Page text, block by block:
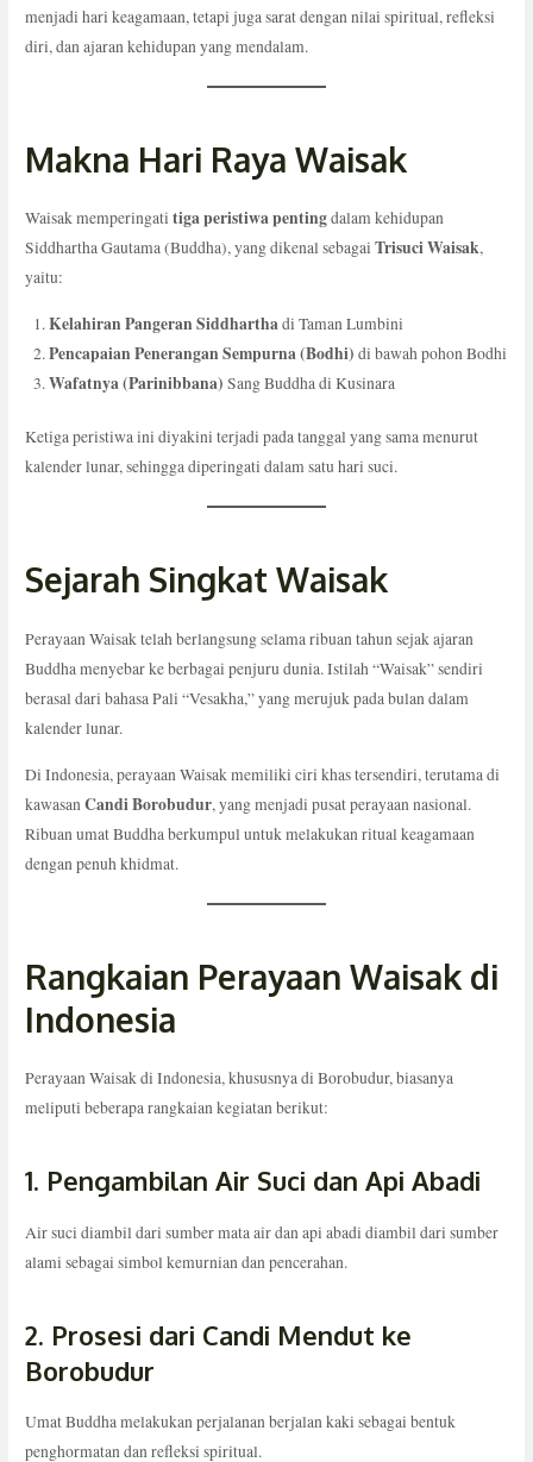
menjadi hari keagamaan, tetapi juga sarat dengan nilai spiritual, refleksi
diri, dan ajaran kehidupan yang mendalam.
Makna Hari Raya Waisak
Waisak memperingatitiga peristiwa pentingdalam kehidupan
Siddhartha Gautama (Buddha), yang dikenal sebagaiTrisuci Waisak,
yaitu:
Kelahiran Pangeran Siddharthadi Taman Lumbini
Pencapaian Penerangan Sempurna (Bodhi) di bawah pohon Bodhi
Wafatnya (Parinibbana) Sang Buddha di Kusinara
Ketiga peristiwa ini diyakini terjadi pada tanggal yang sama menurut
kalender lunar, sehingga diperingati dalam satu hari suci.
Sejarah Singkat Waisak
Perayaan Waisak telah berlangsung selama ribuan tahun sejak ajaran
Buddha menyebar ke berbagai penjuru dunia. Istilah “Waisak” sendiri
berasal dari bahasa Pali “Vesakha,” yang merujuk pada bulan dalam
kalender lunar.
Di Indonesia, perayaan Waisak memiliki ciri khas tersendiri, terutama di
kawasanCandi Borobudur, yang menjadi pusat perayaan nasional.
Ribuan umat Buddha berkumpul untuk melakukan ritual keagamaan
dengan penuh khidmat.
Rangkaian Perayaan Waisak di
Indonesia
Perayaan Waisak di Indonesia, khususnya di Borobudur, biasanya
meliputi beberapa rangkaian kegiatan berikut:
1. Pengambilan Air Suci dan Api Abadi
Air suci diambil dari sumber mata air dan api abadi diambil dari sumber
alami sebagai simbol kemurnian dan pencerahan.
2. Prosesi dari Candi Mendut ke
Borobudur
Umat Buddha melakukan perjalanan berjalan kaki sebagai bentuk
penghormatan dan refleksi spiritual.